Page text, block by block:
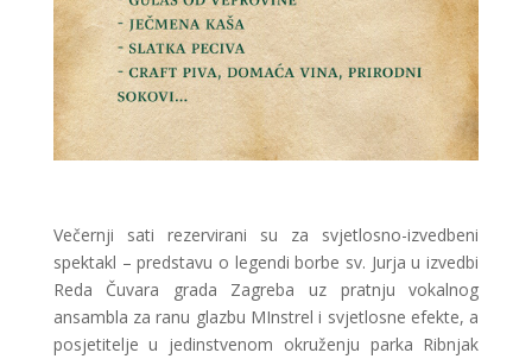
Večernji sati rezervirani su za svjetlosno-izvedbeni
spektakl – predstavu o legendi borbe sv. Jurja u izvedbi
Reda Čuvara grada Zagreba uz pratnju vokalnog
ansambla za ranu glazbu MInstrel i svjetlosne efekte, a
posjetitelje u jedinstvenom okruženju parka Ribnjak